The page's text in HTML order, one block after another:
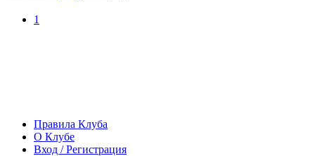
1
Правила Клуба
О Клубе
Вход / Регистрация